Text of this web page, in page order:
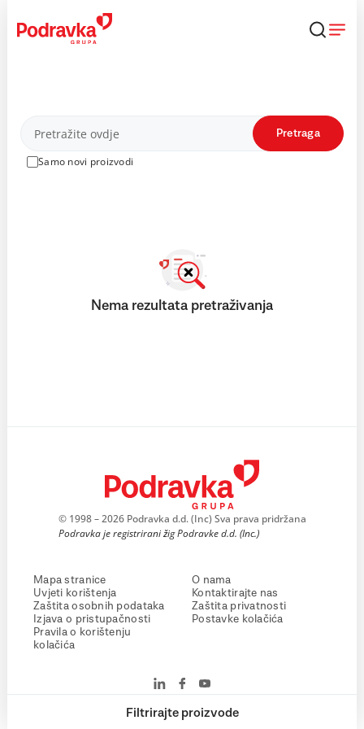
content
Proizvodi
Samo novi proizvodi
Pretraga
Filtrirajte proizvode
Nema rezultata pretraživanja
© 1998 – 2026 Podravka d.d. (Inc) Sva prava pridržana
Podravka je registrirani žig Podravke d.d. (Inc.)
Mapa stranice
Uvjeti korištenja
Zaštita osobnih podataka
Izjava o pristupačnosti
Pravila o korištenju
kolačića
O nama
Kontaktirajte nas
Zaštita privatnosti
Postavke kolačića